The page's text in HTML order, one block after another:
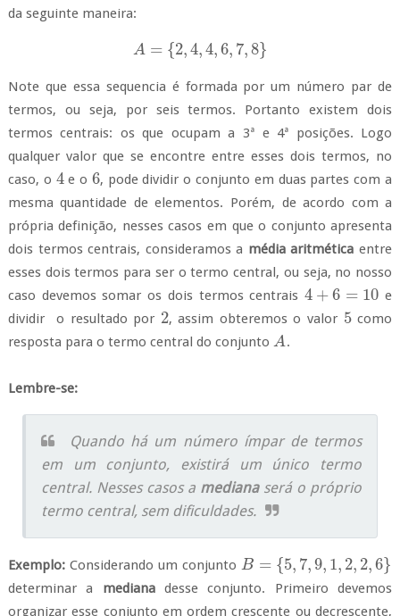
da seguinte maneira:
A = {2,4,4,6, 7,8}
A = {2, 4,4,6 ,7,8}
Note que essa sequencia é formada por um número par de
termos, ou seja, por seis termos. Portanto existem dois
termos centrais: os que ocupam a 3ª e 4ª posições. Logo
qualquer valor que se encontre entre esses dois termos, no
caso, o 4
4e o 6
6, pode dividir o conjunto em duas partes com a
mesma quantidade de elementos. Porém, de acordo com a
própria definição, nesses casos em que o conjunto apresenta
dois termos centrais, consideramos a média aritmética entre
esses dois termos para ser o termo central, ou seja, no nosso
caso devemos somar os dois termos centrais4 + 6 = 10
4+6=10
e
dividir o resultado por 2
2, assim obteremos o valor 5
5como
resposta para o termo central do conjunto A
A .
Lembre-se:
Quando há um número ímpar de termos
em um conjunto, existirá um único termo
central. Nesses casos a mediana será o próprio
termo central, sem dificuldades.
Exemplo:Considerando um conjuntoB = {5, 7,9, 1, 2, 2,6}
B= {5, 7 ,9, 1,2 ,2, 6}
determinar a medianadesse conjunto. Primeiro devemos
organizar esse conjunto em ordem crescente ou decrescente,